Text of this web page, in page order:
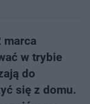
marca
w trybie
do
się z domu.